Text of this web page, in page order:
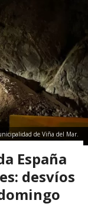
de Viña del Mar.
España
desvíos